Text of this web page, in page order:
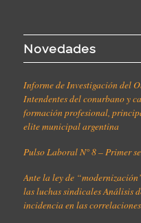
Novedades
Informe de Investigación del
Intendentes del conurbano y
formación profesional,
elite municipal argentina
Pulso Laboral N° 8 – Primer
Ante la ley de
las luchas sindicales Análisis
incidencia en las